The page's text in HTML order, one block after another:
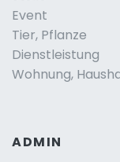
Event
Tier, Pflanze
Dienstleistung
Wohnung,
ADMIN